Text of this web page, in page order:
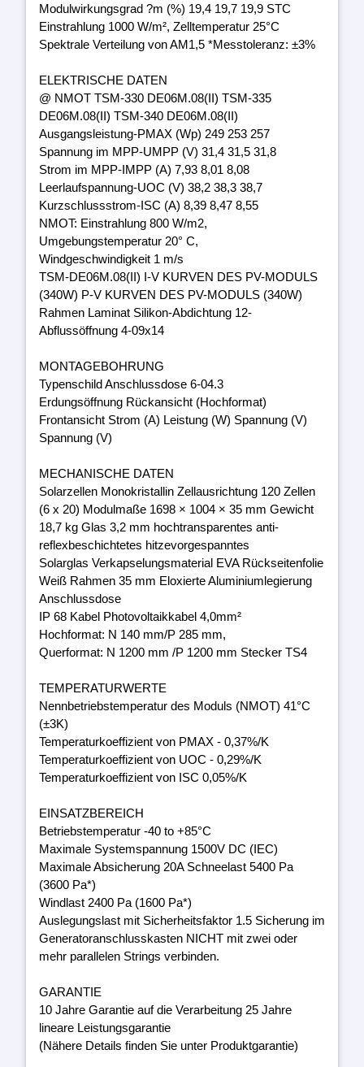
Modulwirkungsgrad ?m (%) 19,4 19,7 19,9 STC
Einstrahlung 1000 W/m², Zelltemperatur 25°C
Spektrale Verteilung von AM1,5 *Messtoleranz: ±3%
ELEKTRISCHE DATEN
@ NMOT TSM-330 DE06M.08(II) TSM-335
DE06M.08(II) TSM-340 DE06M.08(II)
Ausgangsleistung-PMAX (Wp) 249 253 257
Spannung im MPP-UMPP (V) 31,4 31,5 31,8
Strom im MPP-IMPP (A) 7,93 8,01 8,08
Leerlaufspannung-UOC (V) 38,2 38,3 38,7
Kurzschlussstrom-ISC (A) 8,39 8,47 8,55
NMOT: Einstrahlung 800 W/m2,
Umgebungstemperatur 20° C,
Windgeschwindigkeit 1 m/s
TSM-DE06M.08(II) I-V KURVEN DES PV-MODULS
(340W) P-V KURVEN DES PV-MODULS (340W)
Rahmen Laminat Silikon-Abdichtung 12-
Abflussöffnung 4-09x14
MONTAGEBOHRUNG
Typenschild Anschlussdose 6-04.3
Erdungsöffnung Rückansicht (Hochformat)
Frontansicht Strom (A) Leistung (W) Spannung (V)
Spannung (V)
MECHANISCHE DATEN
Solarzellen Monokristallin Zellausrichtung 120 Zellen
(6 x 20) Modulmaße 1698 × 1004 × 35 mm Gewicht
18,7 kg Glas 3,2 mm hochtransparentes anti-
reflexbeschichtetes hitzevorgespanntes
Solarglas Verkapselungsmaterial EVA Rückseitenfolie
Weiß Rahmen 35 mm Eloxierte Aluminiumlegierung
Anschlussdose
IP 68 Kabel Photovoltaikkabel 4,0mm²
Hochformat: N 140 mm/P 285 mm,
Querformat: N 1200 mm /P 1200 mm Stecker TS4
TEMPERATURWERTE
Nennbetriebstemperatur des Moduls (NMOT) 41°C
(±3K)
Temperaturkoeffizient von PMAX - 0,37%/K
Temperaturkoeffizient von UOC - 0,29%/K
Temperaturkoeffizient von ISC 0,05%/K
EINSATZBEREICH
Betriebstemperatur -40 to +85°C
Maximale Systemspannung 1500V DC (IEC)
Maximale Absicherung 20A Schneelast 5400 Pa
(3600 Pa*)
Windlast 2400 Pa (1600 Pa*)
Auslegungslast mit Sicherheitsfaktor 1.5 Sicherung im
Generatoranschlusskasten NICHT mit zwei oder
mehr parallelen Strings verbinden.
GARANTIE
10 Jahre Garantie auf die Verarbeitung 25 Jahre
lineare Leistungsgarantie
(Nähere Details finden Sie unter Produktgarantie)